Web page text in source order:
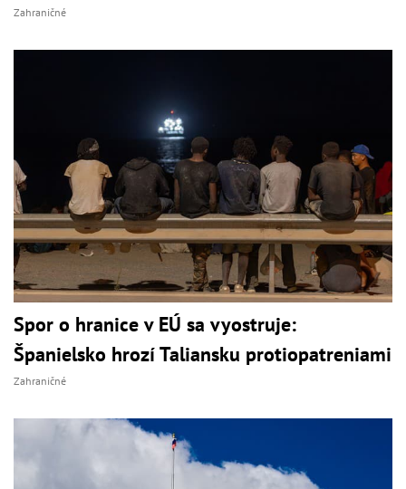
Zahraničné
Spor o hranice v EÚ sa vyostruje:
Španielsko hrozí Taliansku protiopatreniami
Zahraničné